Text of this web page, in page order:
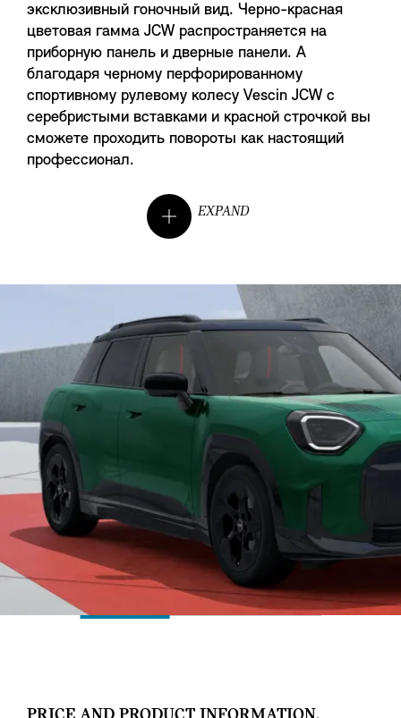
эксклюзивный гоночный вид. Черно-красная
цветовая гамма JCW распространяется на
приборную панель и дверные панели. А
благодаря черному перфорированному
спортивному рулевому колесу Vescin JCW с
серебристыми вставками и красной строчкой вы
сможете проходить повороты как настоящий
профессионал.
EXPAND